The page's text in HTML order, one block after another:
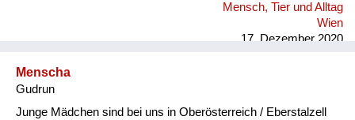
Mensch, Tier und Alltag
Wien
17. Dezember 2020
Menscha
Gudrun
Junge Mädchen sind bei uns in Oberösterreich / Eberstalzell